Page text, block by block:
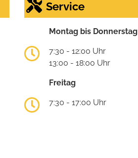
Service
Montag bis Donnerstag
7:30 - 12:00 Uhr
13:00 - 18:00 Uhr
Freitag
7:30 - 17:00 Uhr